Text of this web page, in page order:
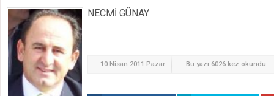
NECMİ GÜNAY
10 Nisan 2011 Pazar Bu yazı 6026 kez okundu